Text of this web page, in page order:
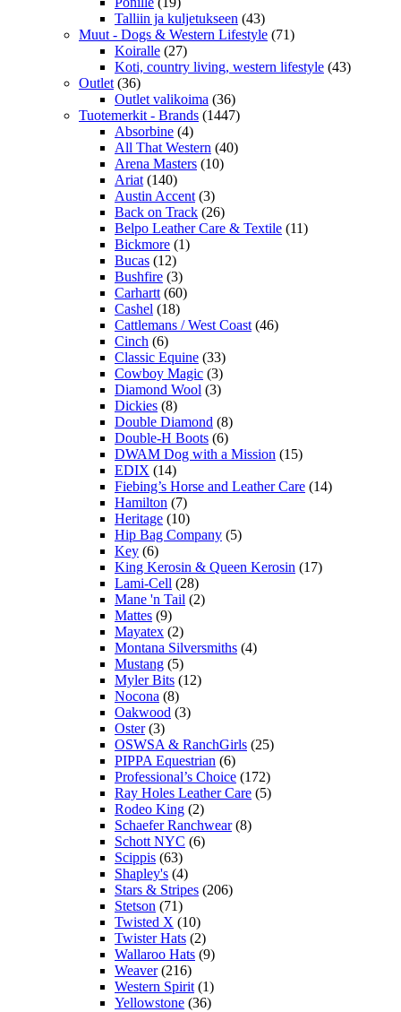
Talliin ja kuljetukseen (43)
Muut - Dogs & Western Lifestyle (71)
Koiralle (27)
Koti, country living, western lifestyle (43)
Outlet (36)
Outlet valikoima (36)
Tuotemerkit - Brands (1447)
Absorbine (4)
All That Western (40)
Arena Masters (10)
Ariat (140)
Austin Accent (3)
Back on Track (26)
Belpo Leather Care & Textile (11)
Bickmore (1)
Bucas (12)
Bushfire (3)
Carhartt (60)
Cashel (18)
Cattlemans / West Coast (46)
Cinch (6)
Classic Equine (33)
Cowboy Magic (3)
Diamond Wool (3)
Dickies (8)
Double Diamond (8)
Double-H Boots (6)
DWAM Dog with a Mission (15)
EDIX (14)
Fiebing’s Horse and Leather Care (14)
Hamilton (7)
Heritage (10)
Hip Bag Company (5)
Key (6)
King Kerosin & Queen Kerosin (17)
Lami-Cell (28)
Mane 'n Tail (2)
Mattes (9)
Mayatex (2)
Montana Silversmiths (4)
Mustang (5)
Myler Bits (12)
Nocona (8)
Oakwood (3)
Oster (3)
OSWSA & RanchGirls (25)
PIPPA Equestrian (6)
Professional’s Choice (172)
Ray Holes Leather Care (5)
Rodeo King (2)
Schaefer Ranchwear (8)
Schott NYC (6)
Scippis (63)
Shapley's (4)
Stars & Stripes (206)
Stetson (71)
Twisted X (10)
Twister Hats (2)
Wallaroo Hats (9)
Weaver (216)
Western Spirit (1)
Yellowstone (36)